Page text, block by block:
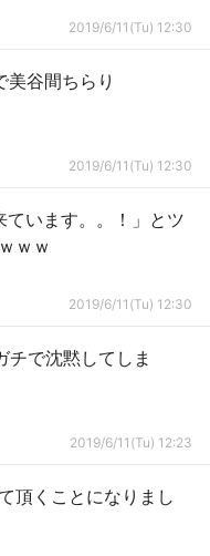
2019/6/11(Tu) 12:30
谷間ちらり
2019/6/11(Tu) 12:30
ています。。！」とツ
ｗｗ
2019/6/11(Tu) 12:30
チで沈黙してしま
2019/6/11(Tu) 12:23
頂くことになりまし